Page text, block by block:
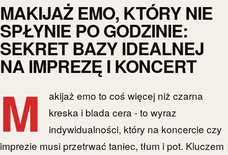
MAKIJAŻ EMO, KTÓRY NIE
SPŁYNIE PO GODZINIE:
SEKRET BAZY IDEALNEJ
NA IMPREZĘ I KONCERT
M
akijaż emo to coś więcej niż czarna
kreska i blada cera - to wyraz
indywidualności, który na koncercie czy
imprezie musi przetrwać taniec, tłum i pot. Kluczem